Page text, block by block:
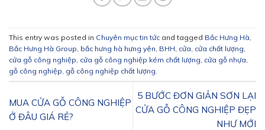
This entry was posted in Chuyên mục tin tức and tagged Bắc Hưng Hà
Bắc Hưng Hà Group bắc hưng hà hưng yên BHH cửa cửa chất lượng
cửa gỗ công nghiệp cửa gỗ công nghiệp kém chất lượng cửa gỗ nhựa
gỗ công nghiệp gỗ công nghiệp chất lượng
MUA CỬA GỖ CÔNG NGHIỆP
Ở ĐÂU GIÁ RẺ?
5 BƯỚC ĐƠN GIẢN SƠN LẠI
CỬA GỖ CÔNG NGHIỆP ĐẸP
NHƯ MỚI